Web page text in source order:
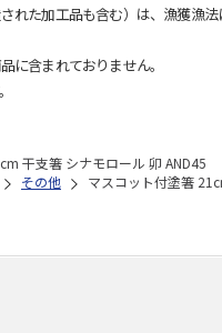
た加工品も含む）は、漁獲漁
含まれておりません。
干支箸 シナモロール 卯 AND45
その他 マスコット付塗箸